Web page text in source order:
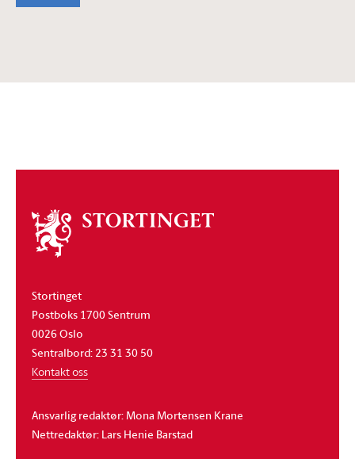
Om
stortinget
Stortinget
Postboks 1700 Sentrum
0026 Oslo
Sentralbord: 23 31 30 50
Kontakt oss
Ansvarlig redaktør: Mona Mortensen Krane
Nettredaktør: Lars Henie Barstad